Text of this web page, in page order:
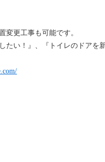
変更工事も可能です。
たい！』、『トイレのドアを